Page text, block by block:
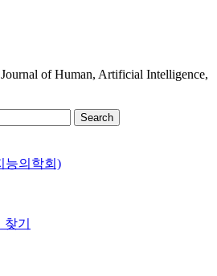
of Human, Artificial Intelligence,
능의학회)
기